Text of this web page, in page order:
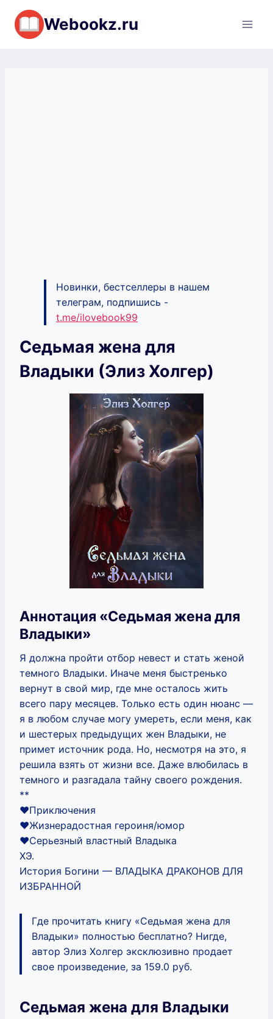
Перейти
содержимому
Webookz.ru
Новинки, бестселлеры в нашем
телеграм, подпишись -
t.me/ilovebook99
Седьмая жена для
Владыки (Элиз Холгер)
Аннотация «Седьмая жена для
Владыки»
Я должна пройти отбор невест и стать женой
темного Владыки. Иначе меня быстренько
вернут в свой мир, где мне осталось жить
всего пару месяцев. Только есть один нюанс —
я в любом случае могу умереть, если меня, как
и шестерых предыдущих жен Владыки, не
примет источник рода. Но, несмотря на это, я
решила взять от жизни все. Даже влюбилась в
темного и разгадала тайну своего рождения.
**
❤️Приключения
❤️Жизнерадостная героиня/юмор
❤️Серьезный властный Владыка
ХЭ.
История Богини — ВЛАДЫКА ДРАКОНОВ ДЛЯ
ИЗБРАННОЙ
Где прочитать книгу «Седьмая жена для
Владыки» полностью бесплатно? Нигде,
автор Элиз Холгер эксклюзивно продает
свое произведение, за 159.0 руб.
Седьмая жена для Владыки